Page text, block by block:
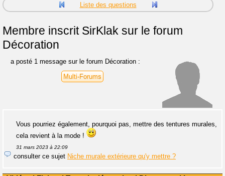
Liste des questions
Membre inscritSirKlak sur le forum
Décoration
a posté 1 message sur le forum Décoration :
Multi-Forums
Vous pourriez également, pourquoi pas, mettre des tentures murales,
cela revient à la mode !
31 mars 2023 à 22:09
consulter ce sujet Niche murale extérieure qu'y mettre ?